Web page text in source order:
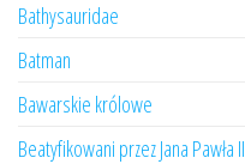
Bathysauridae
Batman
Bawarskie królowe
Beatyfikowani przez Jana Pawła II